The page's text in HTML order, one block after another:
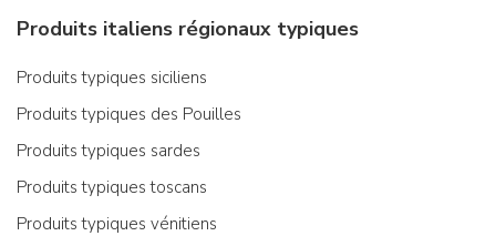
Produits italiens régionaux typiques
Produits typiques siciliens
Produits typiques des Pouilles
Produits typiques sardes
Produits typiques toscans
Produits typiques vénitiens